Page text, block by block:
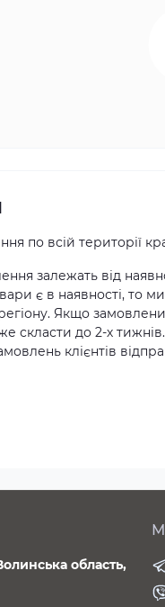
по всій території
залежать від
є в наявності, то
Якщо
скласти до 2-х
клієнтів
область,